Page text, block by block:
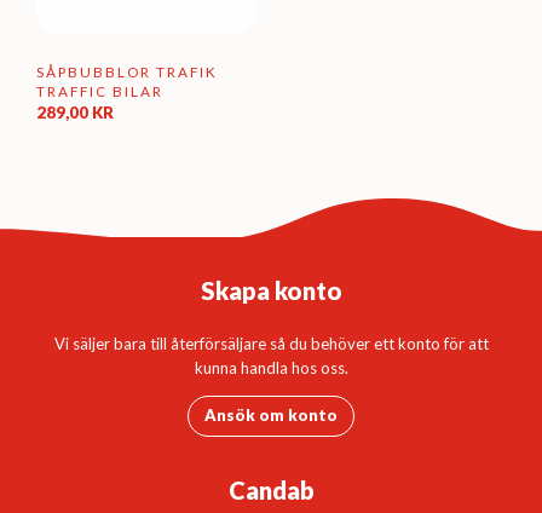
SÅPBUBBLOR TRAFIK
TRAFFIC BILAR
289,00 KR
Skapa konto
Vi säljer bara till återförsäljare så du behöver ett konto för att
kunna handla hos oss.
Ansök om konto
Candab